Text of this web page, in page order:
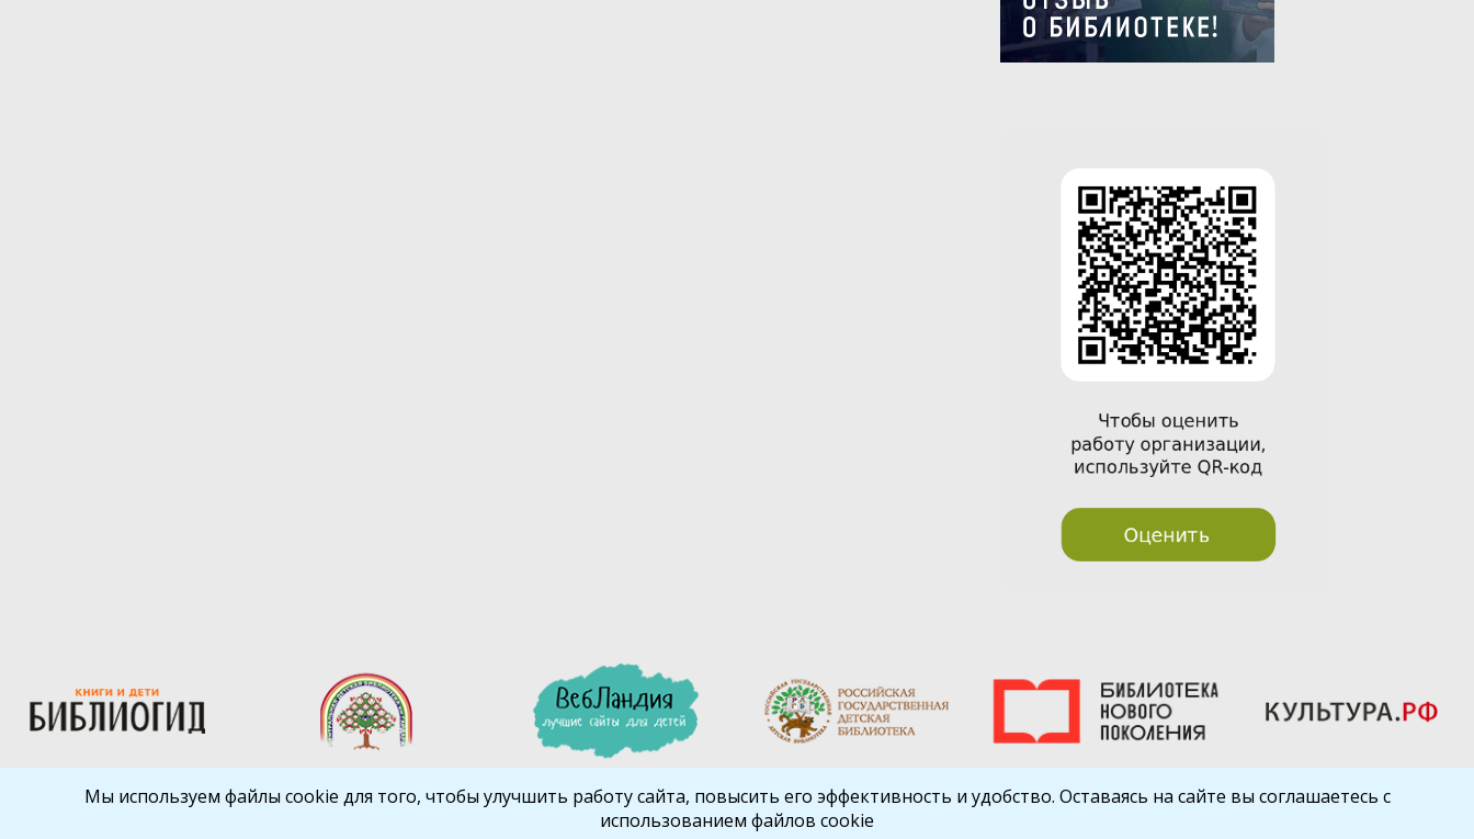
Библиокрай
Мы используем файлы cookie для того, чтобы улучшить работу сайта, повысить его эффективность и удобство. Оставаясь на сайте вы соглашаетесь с
использованием файлов cookie